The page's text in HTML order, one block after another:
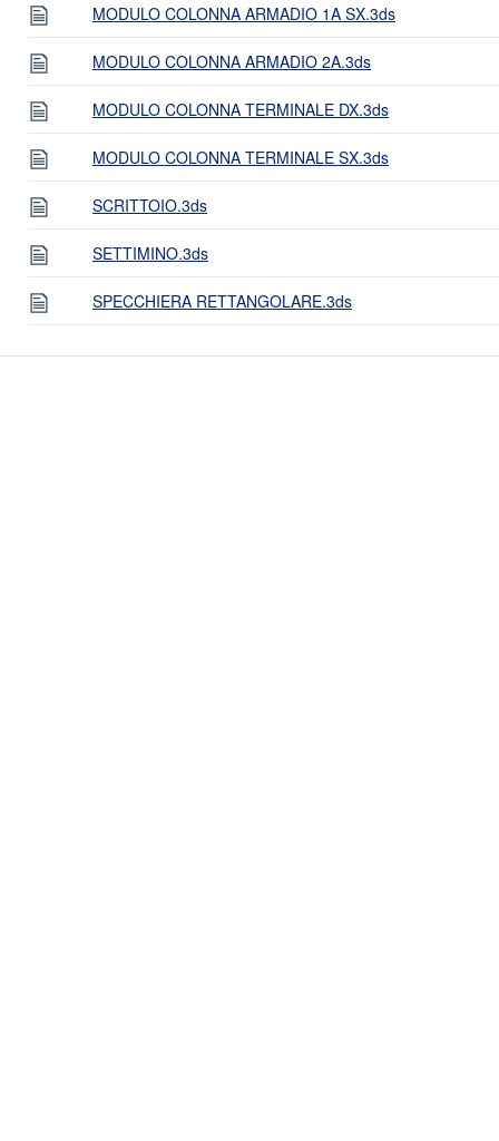
MODULO COLONNA ARMADIO 1A SX.3ds
MODULO COLONNA ARMADIO 2A.3ds
MODULO COLONNA TERMINALE DX.3ds
MODULO COLONNA TERMINALE SX.3ds
SCRITTOIO.3ds
SETTIMINO.3ds
SPECCHIERA RETTANGOLARE.3ds